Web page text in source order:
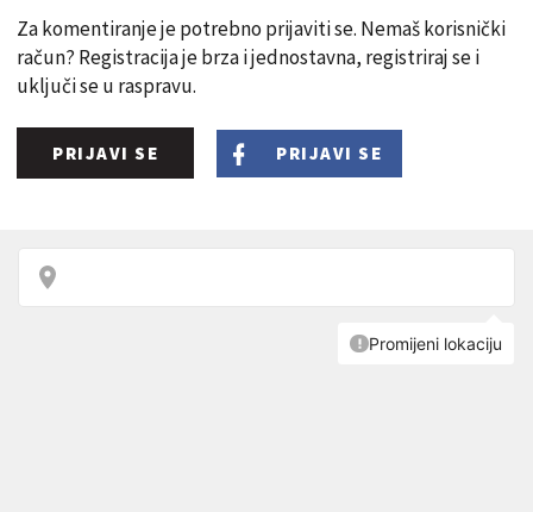
Za komentiranje je potrebno prijaviti se. Nemaš korisnički
račun? Registracija je brza i jednostavna, registriraj se i
uključi se u raspravu.
PRIJAVI SE PRIJAVI SE